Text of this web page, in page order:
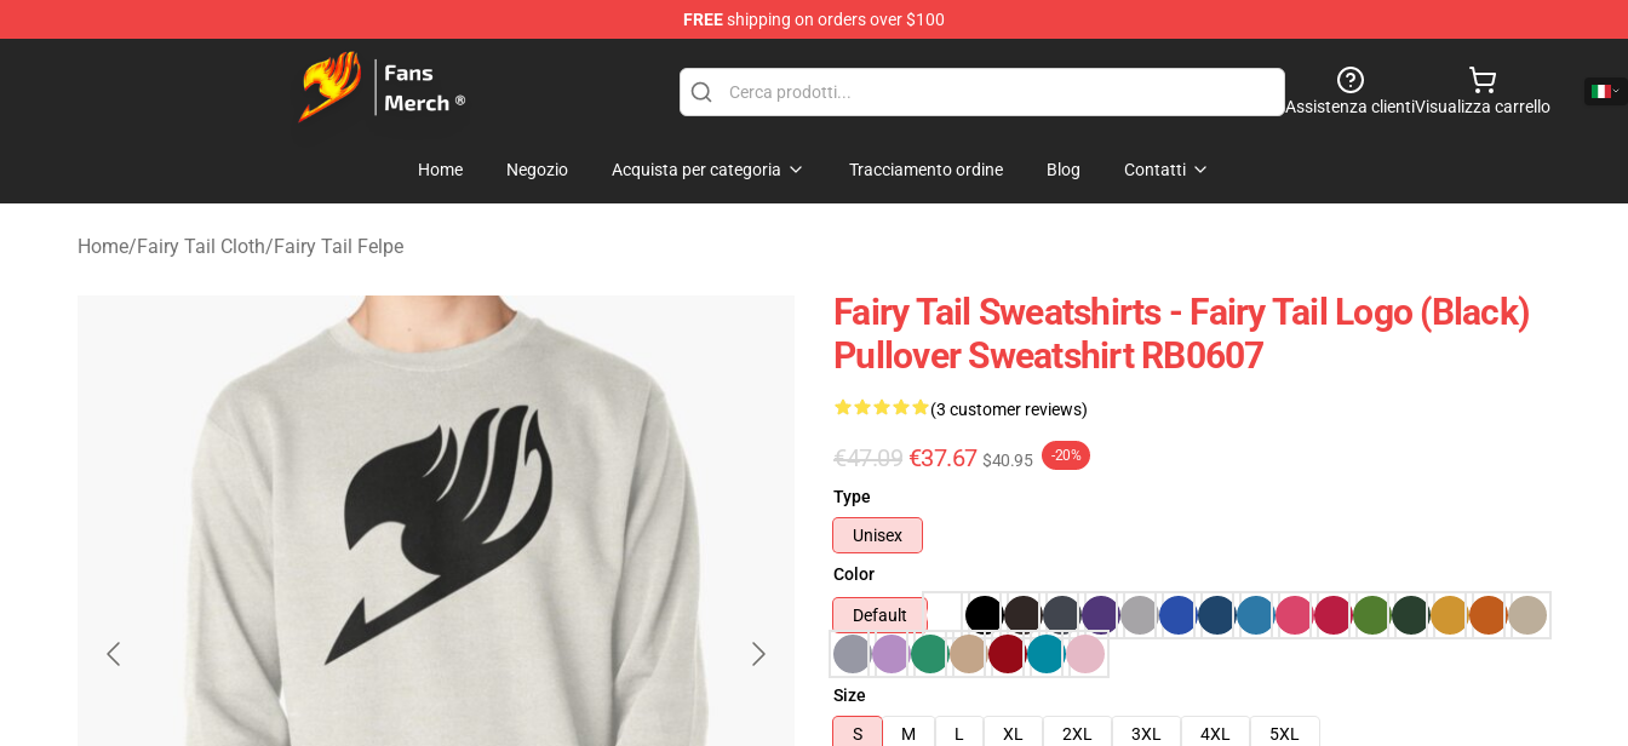
FREEshipping on orders over $100
Fairy Tail Store - Official Fairy Tail Merchandise Shop
Assistenza clientiVisualizza carrello
Home Negozio Acquista per categoria Tracciamento ordine Blog Contatti
Home/Fairy Tail Cloth/Fairy Tail Felpe
Fairy Tail Sweatshirts - Fairy Tail Logo (Black)
Pullover Sweatshirt RB0607
(3 customer reviews)
€47.09 €37.67 $40.95 -20%
Type
Unisex
Color
Default
Size
S
M L XL 2XL 3XL 4XL
5XL